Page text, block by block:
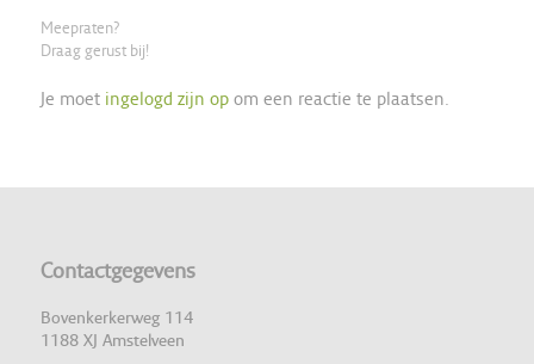
Meepraten?
Draag gerust bij!
Je moet ingelogd zijn opom een reactie te plaatsen.
Contactgegevens
Bovenkerkerweg 114
1188 XJ Amstelveen